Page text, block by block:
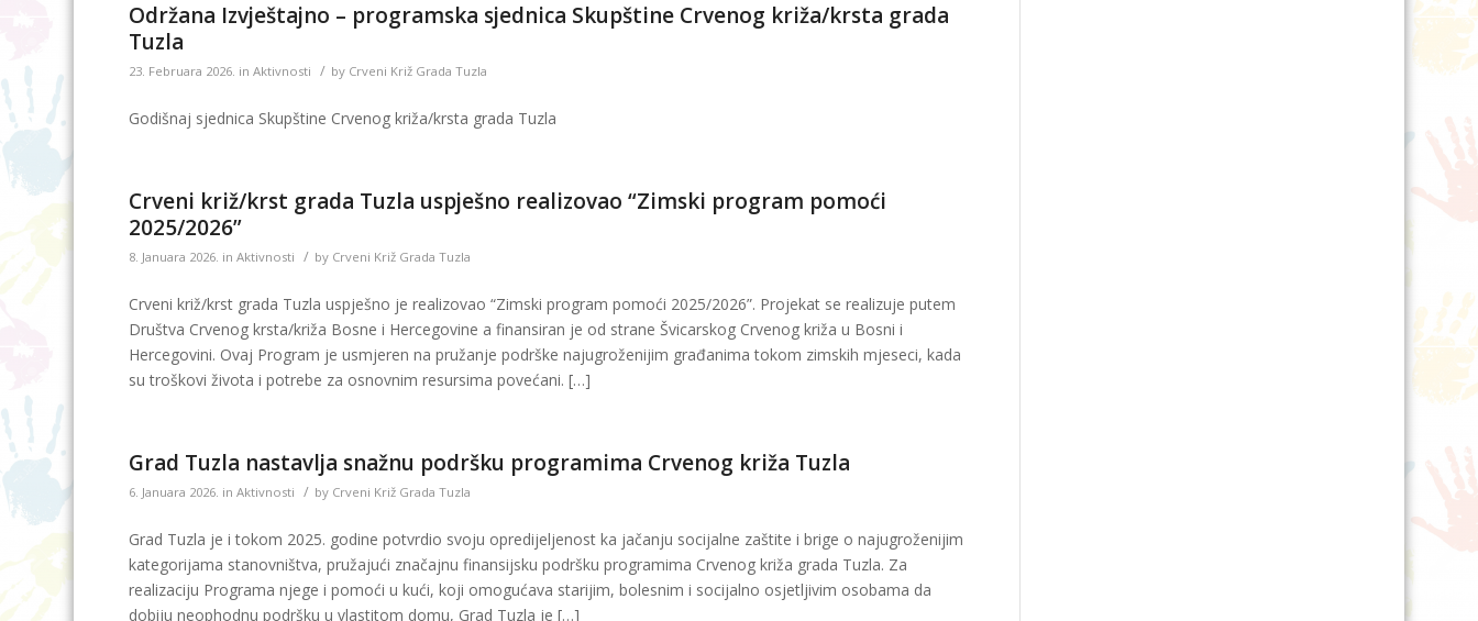
Održana Izvještajno – programska sjednica Skupštine Crvenog križa/krsta grada
Tuzla
23. Februara 2026. inAktivnosti / by Crveni Križ Grada Tuzla
Godišnaj sjednica Skupštine Crvenog križa/krsta grada Tuzla
Crveni križ/krst grada Tuzla uspješno realizovao “Zimski program pomoći
2025/2026”
8. Januara 2026. inAktivnosti / by Crveni Križ Grada Tuzla
Crveni križ/krst grada Tuzla uspješno je realizovao “Zimski program pomoći 2025/2026”. Projekat se realizuje putem
Društva Crvenog krsta/križa Bosne i Hercegovine a finansiran je od strane Švicarskog Crvenog križa u Bosni i
Hercegovini. Ovaj Program je usmjeren na pružanje podrške najugroženijim građanima tokom zimskih mjeseci, kada
su troškovi života i potrebe za osnovnim resursima povećani. […]
Grad Tuzla nastavlja snažnu podršku programima Crvenog križa Tuzla
6. Januara 2026. inAktivnosti / by Crveni Križ Grada Tuzla
Grad Tuzla je i tokom 2025. godine potvrdio svoju opredijeljenost ka jačanju socijalne zaštite i brige o najugroženijim
kategorijama stanovništva, pružajući značajnu finansijsku podršku programima Crvenog križa grada Tuzla. Za
realizaciju Programa njege i pomoći u kući, koji omogućava starijim, bolesnim i socijalno osjetljivim osobama da
dobiju neophodnu podršku u vlastitom domu, Grad Tuzla je […]